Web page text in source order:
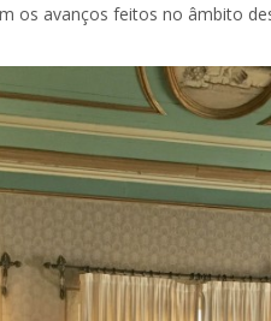
os avanços feitos no âmbito